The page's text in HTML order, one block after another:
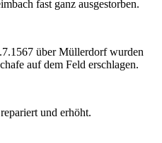
fast ganz ausgestorben.
über Müllerdorf wurden
auf dem Feld erschlagen.
und erhöht.